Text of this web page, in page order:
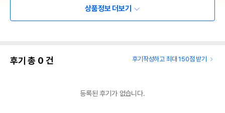
상품정보 더보기
후기 총 0 건 후기작성하고 최대 150점 받기
등록된 후기가 없습니다.